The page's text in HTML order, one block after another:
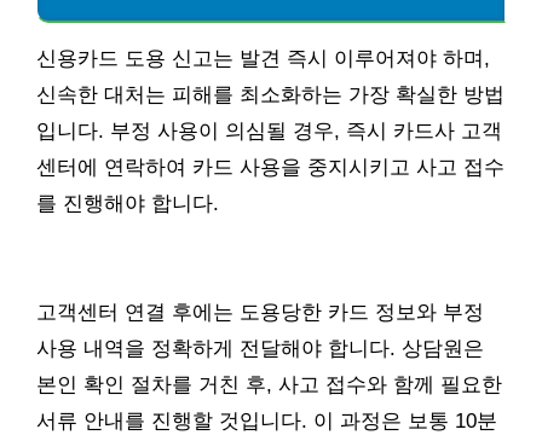
신용카드 도용 신고는 발견 즉시 이루어져야 하며,
신속한 대처는 피해를 최소화하는 가장 확실한 방법
입니다. 부정 사용이 의심될 경우, 즉시 카드사 고객
센터에 연락하여 카드 사용을 중지시키고 사고 접수
를 진행해야 합니다.
고객센터 연결 후에는 도용당한 카드 정보와 부정
사용 내역을 정확하게 전달해야 합니다. 상담원은
본인 확인 절차를 거친 후, 사고 접수와 함께 필요한
서류 안내를 진행할 것입니다. 이 과정은 보통 10분